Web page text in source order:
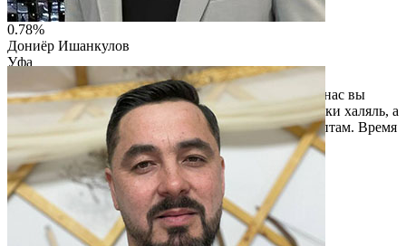
0.78%
Дониёр Ишанкулов
Уфа
ООО «Едим Вкусно»
Чайхана ДОНИШЕФ-это уголок востока в Уфе. У нас вы
найдете легендарный Самаркандский плов,шашлыки халяль, а
так же первый и вторые блюда от восточным рецептам. Время
отдачи блюд-10-15 минут, средний чек 700рублей.
Читать описание
Перейти на сайт